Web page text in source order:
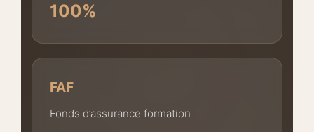
100%
FAF
Fonds d’assurance formation